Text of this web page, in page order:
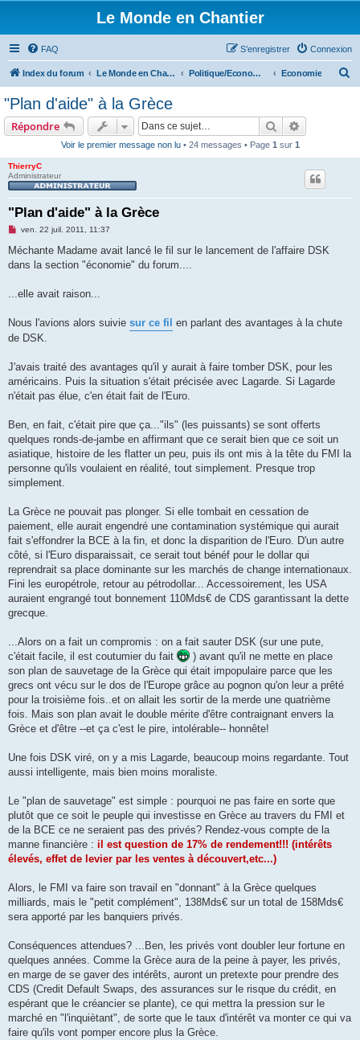
Le Monde en Chantier
FAQ Connexion
S’enregistrer
Index du forum Le Monde en Chantier Politique/Economie/Societé/Droits de l'homme Economie
"Plan d'aide" à la Grèce
Répondre Rechercher
Voir le premier message non lu• 24 messages • Page 1 sur 1
ThierryC
Administrateur
"Plan d'aide" à la Grèce
M
s
a
n
l
u
ven. 22 juil. 2011, 11:37
Méchante Madame avait lancé le fil sur le lancement de l'affaire DSK
dans la section "économie" du forum....
...elle avait raison...
Nous l'avions alors suivie sur ce fil en parlant des avantages à la chute
de DSK.
J'avais traité des avantages qu'il y aurait à faire tomber DSK, pour les
américains. Puis la situation s'était précisée avec Lagarde. Si Lagarde
n'était pas élue, c'en était fait de l'Euro.
Ben, en fait, c'était pire que ça..."ils" (les puissants) se sont offerts
quelques ronds-de-jambe en affirmant que ce serait bien que ce soit un
asiatique, histoire de les flatter un peu, puis ils ont mis à la tête du FMI la
personne qu'ils voulaient en réalité, tout simplement. Presque trop
simplement.
La Grèce ne pouvait pas plonger. Si elle tombait en cessation de
paiement, elle aurait engendré une contamination systémique qui aurait
fait s'effondrer la BCE à la fin, et donc la disparition de l'Euro. D'un autre
côté, si l'Euro disparaissait, ce serait tout bénéf pour le dollar qui
reprendrait sa place dominante sur les marchés de change internationaux.
Fini les europétrole, retour au pétrodollar... Accessoirement, les USA
auraient engrangé tout bonnement 110Mds€ de CDS garantissant la dette
grecque.
...Alors on a fait un compromis : on a fait sauter DSK (sur une pute,
c'était facile, il est coutumier du fait
) avant qu'il ne mette en place
son plan de sauvetage de la Grèce qui était impopulaire parce que les
grecs ont vécu sur le dos de l'Europe grâce au pognon qu'on leur a prêté
pour la troisième fois..et on allait les sortir de la merde une quatrième
fois. Mais son plan avait le double mérite d'être contraignant envers la
Grèce et d'être --et ça c'est le pire, intolérable-- honnête!
Une fois DSK viré, on y a mis Lagarde, beaucoup moins regardante. Tout
aussi intelligente, mais bien moins moraliste.
Le "plan de sauvetage" est simple : pourquoi ne pas faire en sorte que
plutôt que ce soit le peuple qui investisse en Grèce au travers du FMI et
de la BCE ce ne seraient pas des privés? Rendez-vous compte de la
manne financière : il est question de 17% de rendement!!! (intérêts
élevés, effet de levier par les ventes à découvert,etc...)
Alors, le FMI va faire son travail en "donnant" à la Grèce quelques
milliards, mais le "petit complément", 138Mds€ sur un total de 158Mds€
sera apporté par les banquiers privés.
Conséquences attendues? ...Ben, les privés vont doubler leur fortune en
quelques années. Comme la Grèce aura de la peine à payer, les privés,
en marge de se gaver des intérêts, auront un pretexte pour prendre des
CDS (Credit Default Swaps, des assurances sur le risque du crédit, en
espérant que le créancier se plante), ce qui mettra la pression sur le
marché en "l'inquiètant", de sorte que le taux d'intérêt va monter ce qui va
faire qu'ils vont pomper encore plus la Grèce.